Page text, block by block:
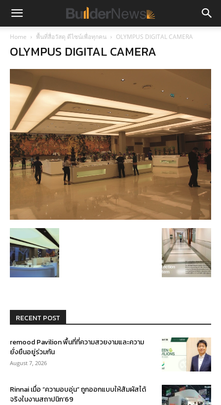
Home พื้นที่สื่อวัสดุ ดีไซน์เพื่อทุกคน OLYMPUS DIGITAL CAMERA
OLYMPUS DIGITAL CAMERA
RECENT POST
remood Pavilion พื้นที่ที่ความสวยงามและความ
ยั่งยืนอยู่ร่วมกัน
August 7, 2026
Rinnai เมื่อ “ความอบอุ่น” ถูกออกแบบให้สัมผัสได้
จริงในงานสถาปนิก’69